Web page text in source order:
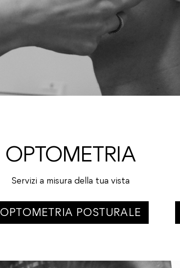
OPTOMETRIA
Servizi a misura della tua vista
OPTOMETRIA POSTURALE